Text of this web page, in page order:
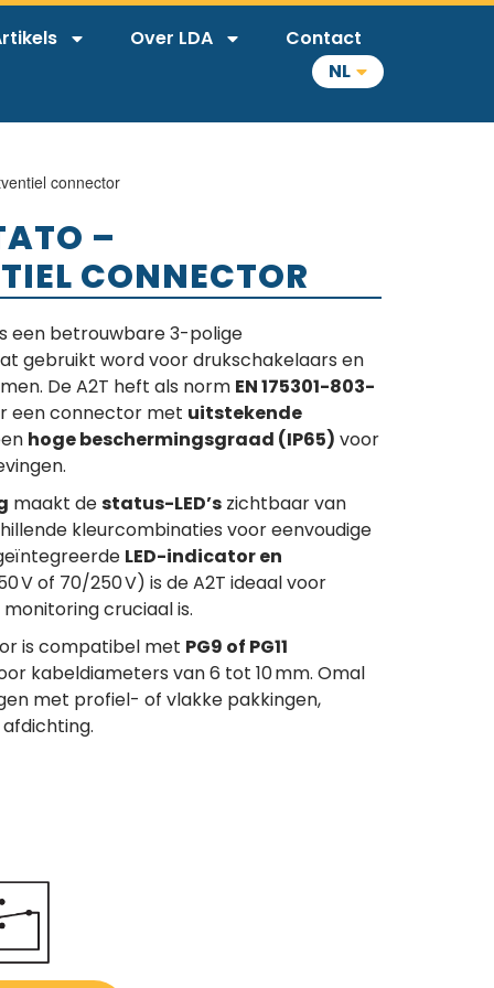
Over LDA
Contact
NL
connector
–
CONNECTOR
een betrouwbare 3-polige
gebruikt word voor drukschakelaars en
De A2T heft als norm EN 175301-803-
een connector met uitstekende
hoge beschermingsgraad (IP65) voor
maakt destatus-LED’s zichtbaar van
kleurcombinaties voor eenvoudige
LED-indicator en
V of 70/250 V) is de A2T ideaal voor
cruciaal is.
is compatibel met PG9 of PG11
kabeldiameters van 6 tot 10 mm. Omal
met profiel- of vlakke pakkingen,